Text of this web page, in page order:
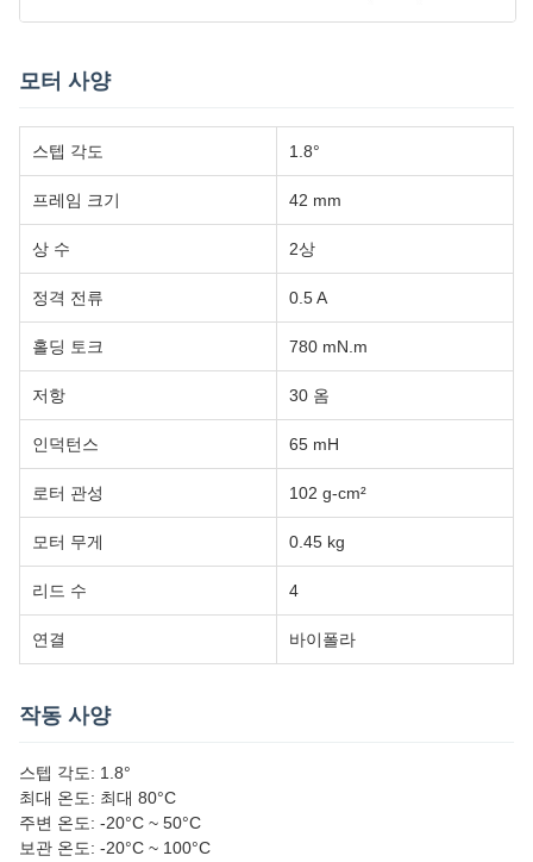
모터 사양
스텝 각도 1.8°
프레임 크기 42 mm
상 수 2상
정격 전류 0.5 A
홀딩 토크 780 mN.m
저항 30 옴
인덕턴스 65 mH
로터 관성 102 g-cm²
모터 무게 0.45 kg
리드 수 4
연결 바이폴라
작동 사양
스텝 각도: 1.8°
최대 온도: 최대 80°C
주변 온도: -20°C ~ 50°C
보관 온도: -20°C ~ 100°C